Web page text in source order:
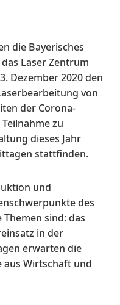
die Bayerisches
Laser Zentrum
Dezember 2020 den
von
der Corona-
zu
dieses Jahr
stattfinden.
und
des
sind: das
in der
erwarten die
aus Wirtschaft und